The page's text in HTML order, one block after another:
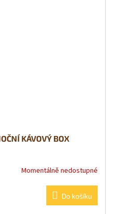
KÁVOVÝ BOX
Momentálně nedostupné
Do košíku